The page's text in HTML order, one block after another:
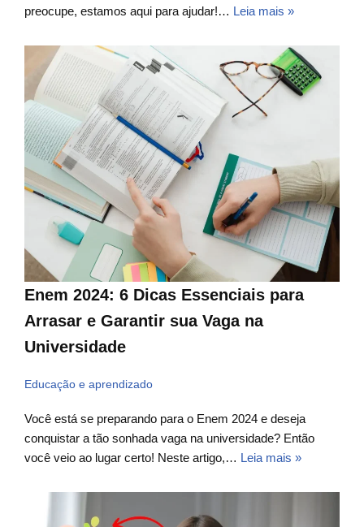
preocupe, estamos aqui para ajudar!… Leia mais »
Enem 2024: 6 Dicas Essenciais para
Arrasar e Garantir sua Vaga na
Universidade
Educação e aprendizado
Você está se preparando para o Enem 2024 e deseja
conquistar a tão sonhada vaga na universidade? Então
você veio ao lugar certo! Neste artigo,… Leia mais »